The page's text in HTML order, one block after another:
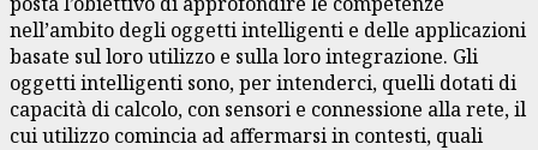
nell’ambito degli oggetti intelligenti e delle applicazioni
basate sul loro utilizzo e sulla loro integrazione. Gli
oggetti intelligenti sono, per intenderci, quelli dotati di
capacità di calcolo, con sensori e connessione alla rete, il
cui utilizzo comincia ad affermarsi in contesti, quali